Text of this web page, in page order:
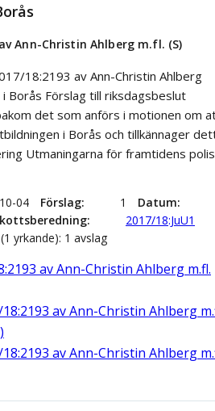
Ann-Christin Ahlberg m.fl. (S)
18:2193 av Ann-Christin Ahlberg
i Borås Förslag till riksdagsbeslut
det som anförs i motionen om
i Borås och tillkännager
Utmaningarna för framtidens polis
04 Förslag 1
Datum
2017/18:JuU1
(1 yrkande): 1 avslag
av Ann-Christin Ahlberg m.fl.
av Ann-Christin Ahlberg
)
av Ann-Christin Ahlberg